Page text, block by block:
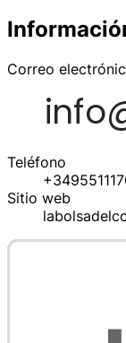
Correo
Teléfono
Sitio web